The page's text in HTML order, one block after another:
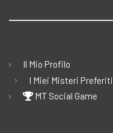
Il Mio Profilo
I Miei Misteri Preferiti
MT Social Game